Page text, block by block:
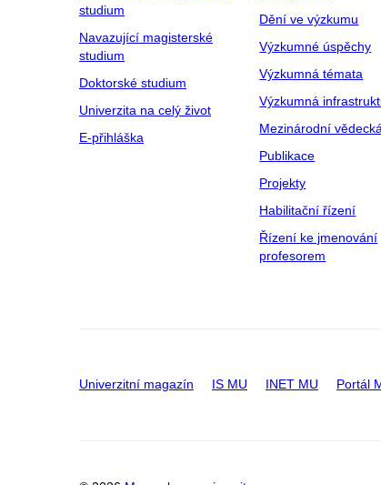
studium
Navazující magisterské
studium
Doktorské studium
Univerzita na celý život
E-přihláška
Dění ve výzkumu
Výzkumné úspěchy
Výzkumná témata
Výzkumná
Mezinárodní
Publikace
Projekty
Habilitační řízení
Řízení ke jmenování
profesorem
Univerzitní magazín IS MU INET MU Portál